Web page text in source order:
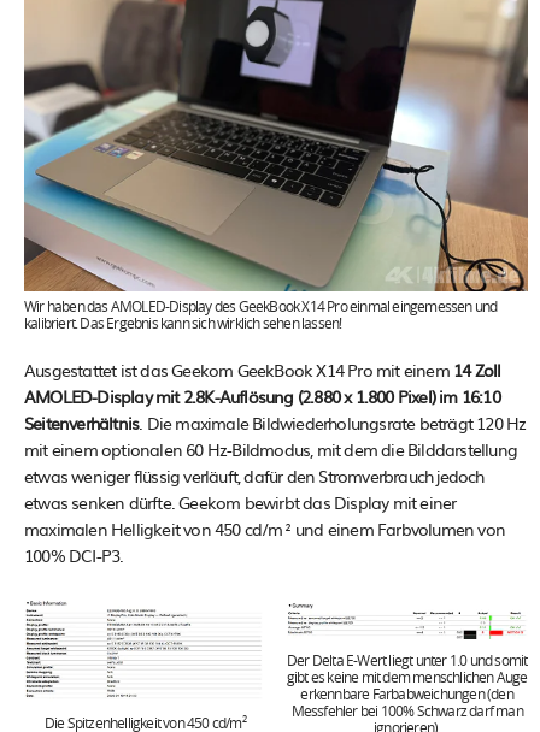
Wir haben das AMOLED-Display des GeekBook X14 Pro einmal eingemessen und
kalibriert. Das Ergebnis kann sich wirklich sehen lassen!
Ausgestattet ist das Geekom GeekBook X14 Pro mit einem 14 Zoll
AMOLED-Display mit 2.8K-Auflösung (2.880 x 1.800 Pixel) im 16:10
Seitenverhältnis. Die maximale Bildwiederholungsrate beträgt 120 Hz
mit einem optionalen 60 Hz-Bildmodus, mit dem die Bilddarstellung
etwas weniger flüssig verläuft, dafür den Stromverbrauch jedoch
etwas senken dürfte. Geekom bewirbt das Display mit einer
maximalen Helligkeit von 450 cd/m² und einem Farbvolumen von
100% DCI-P3.
Die Spitzenhelligkeit von 450 cd/m²
Der Delta E-Wert liegt unter 1.0 und somit
gibt es keine mit dem menschlichen Auge
erkennbare Farbabweichungen (den
Messfehler bei 100% Schwarz darf man
ignorieren).